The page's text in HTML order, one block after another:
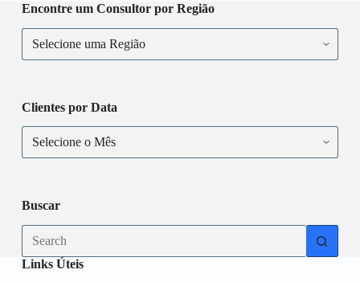
Encontre um Consultor por Região
Clientes por Data
Buscar
Links Úteis